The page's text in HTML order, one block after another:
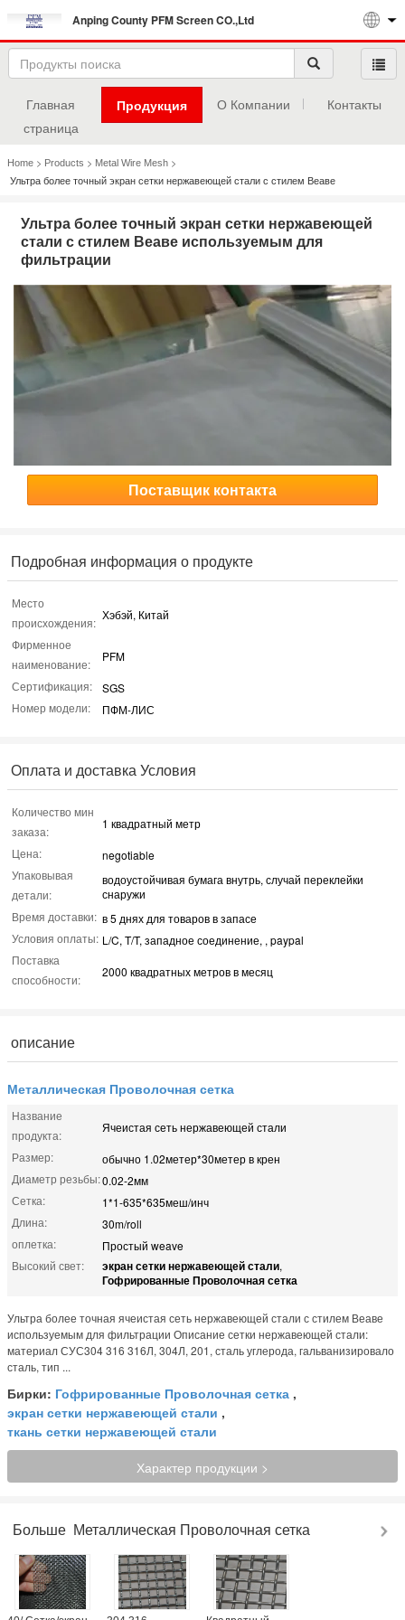
Anping County PFM Screen CO.,Ltd
Главная
страница
Продукция О Компании Контакты
Home > Products > Metal Wire Mesh >
Ультра более точный экран сетки нержавеющей стали с стилем Веаве
Ультра более точный экран сетки нержавеющей
стали с стилем Веаве используемым для
фильтрации
Поставщик контакта
Подробная информация о продукте
Место
происхождения:
Хэбэй, Китай
Фирменное
наименование:
PFM
Сертификация:
SGS
Номер модели:
ПФМ-ЛИС
Оплата и доставка Условия
Количество мин
заказа:
1 квадратный метр
Цена:
negotiable
Упаковывая
детали:
водоустойчивая бумага внутрь, случай переклейки
снаружи
Время доставки: в 5 днях для товаров в запасе
Условия оплаты: L/C, T/T, западное соединение, , paypal
Поставка
способности:
2000 квадратных метров в месяц
описание
Металлическая Проволочная сетка
Название
продукта:
Ячеистая сеть нержавеющей стали
Размер:
обычно 1.02метер*30метер в крен
Диаметр резьбы:0.02-2мм
Сетка:
1*1-635*635меш/инч
Длина:
30m/roll
оплетка:
Простый weave
Высокий свет:
экран сетки нержавеющей стали,
Гофрированные Проволочная сетка
Ультра более точная ячеистая сеть нержавеющей стали с стилем Веаве
используемым для фильтрации Описание сетки нержавеющей стали:
материал СУС304 316 316Л, 304Л, 201, сталь углерода, гальванизировало
сталь, тип ...
Бирки: Гофрированные Проволочная сетка ,
экран сетки нержавеющей стали ,
ткань сетки нержавеющей стали
Характер продукции >
Больше Металлическая Проволочная сетка